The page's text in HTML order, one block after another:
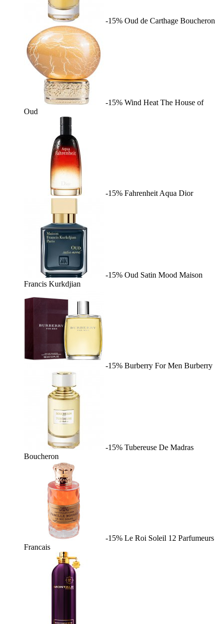
-15% Oud de Carthage Boucheron
-15% Wind Heat The House of
Oud
-15% Fahrenheit Aqua Dior
-15% Oud Satin Mood Maison
Francis Kurkdjian
-15% Burberry For Men Burberry
-15% Tubereuse De Madras
Boucheron
-15% Le Roi Soleil 12 Parfumeurs
Francais